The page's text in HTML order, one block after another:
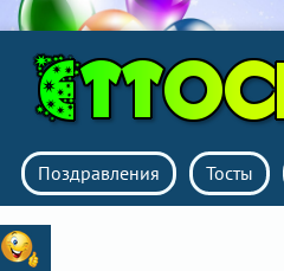
Поздравления Тосты